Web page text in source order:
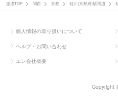
派遣TOP 関西 京都 桂川(京都府)駅周辺
個人情報の取り扱いについて
ヘルプ・お問い合わせ
エン会社概要
Copyright